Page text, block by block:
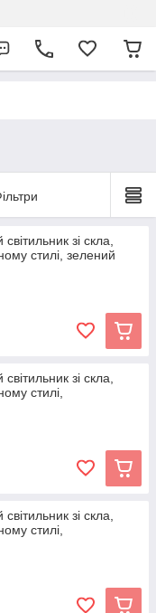
зі скла,
стилі, зелений
зі скла,
стилі,
зі скла,
стилі,